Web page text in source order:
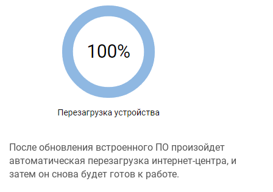
После обновления встроенного ПО произойдет
автоматическая перезагрузка интернет-центра, и
затем он снова будет готов к работе.